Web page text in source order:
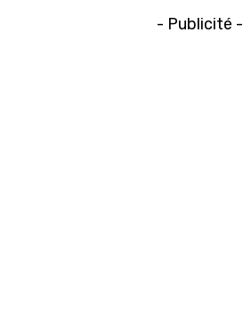
- Publicité -